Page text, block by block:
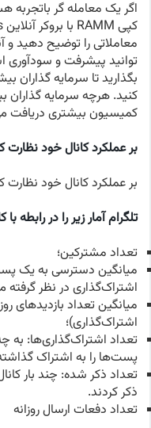
اگر یک معامله گر
معاملاتی را توضیح دهید و
توانید پیشرفت و سودآوری
بگذارید تا سرمایه گذاران
کنید. هرچه سرمایه گذاران
کمیسیون بیشتری دریافت
بر عملکرد کانال خود نظارت
بر عملکرد کانال خود نظارت
تلگرام آمار زیر را در رابطه
تعداد مشترکین؛
میانگین دسترسی به یک
اشتراک‌گذاری در نظر گرفته
میانگین تعداد بازدیدهای
اشتراک‌گذاری)؛
تعداد اشتراک‌گذاری‌ها: به
پست‌ها را به اشتراک
تعداد ذکر شده: چند بار
ذکر کردند.
تعداد دفعات ارسال روزانه